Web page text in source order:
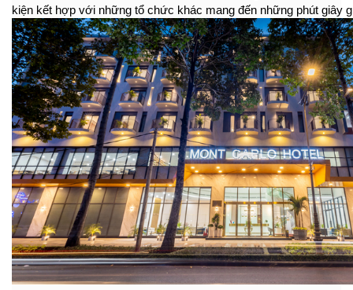
kiện kết hợp với những tổ chức khác mang đến những phút giây